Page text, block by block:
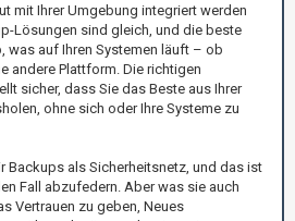
mit Ihrer Umgebung integriert werden
Lösungen sind gleich, und die beste
was auf Ihren Systemen läuft – ob
andere Plattform. Die richtigen
sicher, dass Sie das Beste aus Ihrer
ohne sich oder Ihre Systeme zu
Backups als Sicherheitsnetz, und das ist
Fall abzufedern. Aber was sie auch
Vertrauen zu geben, Neues